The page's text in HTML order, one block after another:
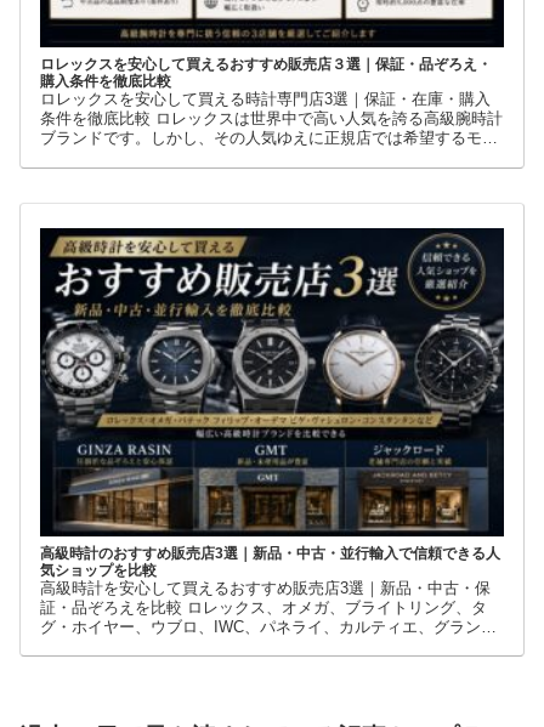
ロレックスを安心して買えるおすすめ販売店３選｜保証・品ぞろえ・
購入条件を徹底比較
ロレックスを安心して買える時計専門店3選｜保証・在庫・購入
条件を徹底比較 ロレックスは世界中で高い人気を誇る高級腕時計
ブランドです。しかし、その人気ゆえに正規店では希望するモデ
高級時計のおすすめ販売店3選｜新品・中古・並行輸入で信頼できる人
気ショップを比較
高級時計を安心して買えるおすすめ販売店3選｜新品・中古・保
証・品ぞろえを比較 ロレックス、オメガ、ブライトリング、タ
グ・ホイヤー、ウブロ、IWC、パネライ、カルティエ、グランド